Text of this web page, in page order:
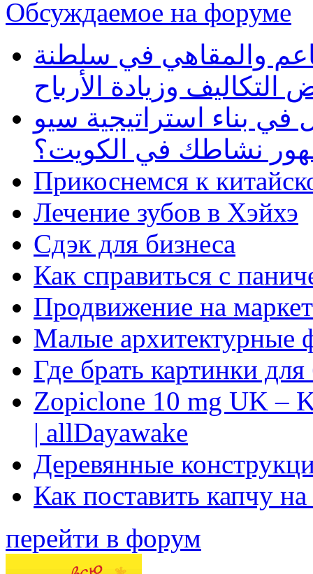
Обсуждаемое на форуме
والمقاهي في سلطنة
وزيادة الأرباح
بناء استراتيجية سيو
نشاطك في الكويت؟
Прикоснемся к
Лечение зубов в Хэйхэ
Сдэк для бизнеса
Как справиться с
Продвижение на
Малые архитектурные
Где брать картинки
Zopiclone 10 mg UK –
| allDayawake
Деревянные
Как поставить капчу
перейти в форум